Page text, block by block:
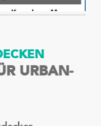
URBAN-